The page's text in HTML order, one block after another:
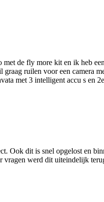
de fly more kit en ik heb
graag ruilen voor een camera
met 3 intelligent accu s en
Ook dit is snel opgelost en
vragen werd dit uiteindelijk